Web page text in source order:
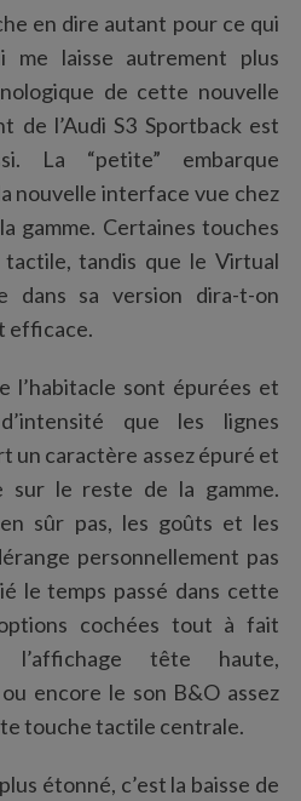
en dire autant pour ce qui
me laisse autrement plus
de cette nouvelle
de l’Audi S3 Sportback est
La “petite” embarque
nouvelle interface vue chez
gamme. Certaines touches
tandis que le Virtual
dans sa version dira-t-on
efficace.
l’habitacle sont épurées et
que les lignes
un caractère assez épuré et
sur le reste de la gamme.
sûr pas, les goûts et les
personnellement pas
le temps passé dans cette
cochées tout à fait
l’affichage tête haute,
encore le son B&O assez
touche tactile centrale.
étonné, c’est la baisse de